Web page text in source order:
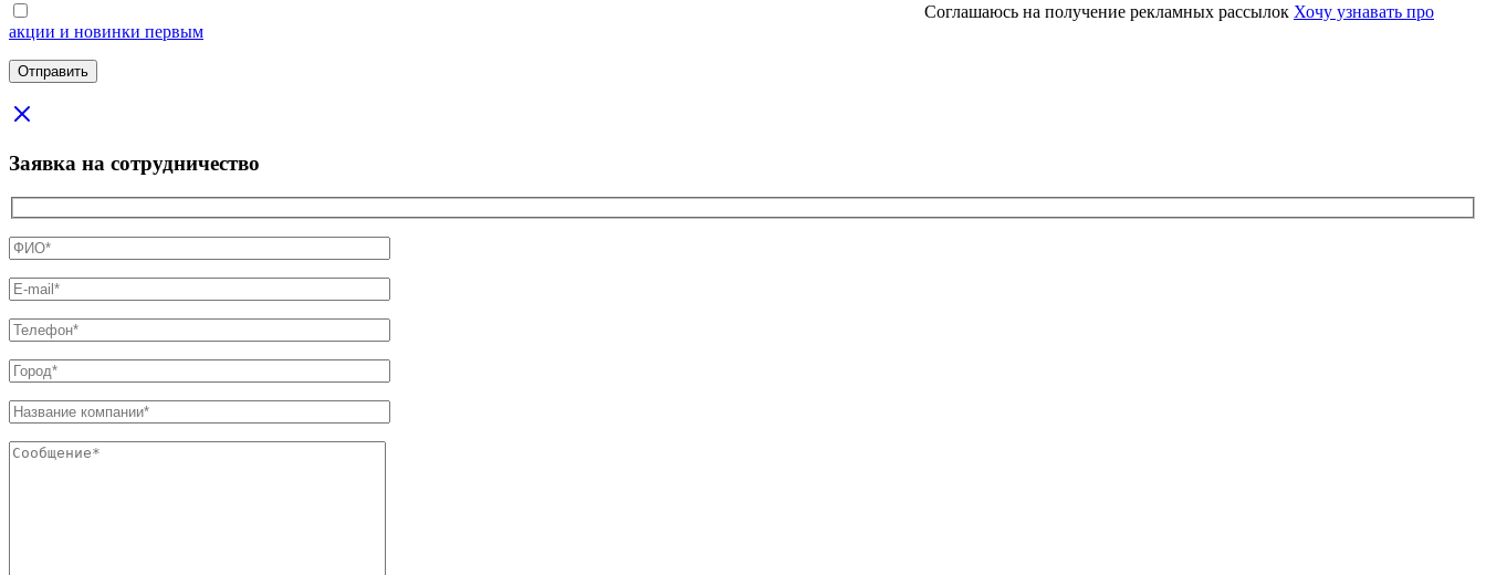
Соглашаюсь на получение рекламных рассылок Хочу узнавать про
акции и новинки первым
Заявка на сотрудничество